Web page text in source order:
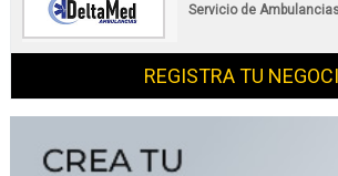
Servicio de
REGISTRA TU